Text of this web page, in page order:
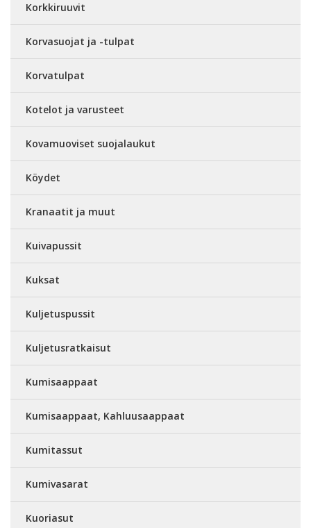
Korkkiruuvit
Korvasuojat ja -tulpat
Korvatulpat
Kotelot ja varusteet
Kovamuoviset suojalaukut
Köydet
Kranaatit ja muut
Kuivapussit
Kuksat
Kuljetuspussit
Kuljetusratkaisut
Kumisaappaat
Kumisaappaat, Kahluusaappaat
Kumitassut
Kumivasarat
Kuoriasut